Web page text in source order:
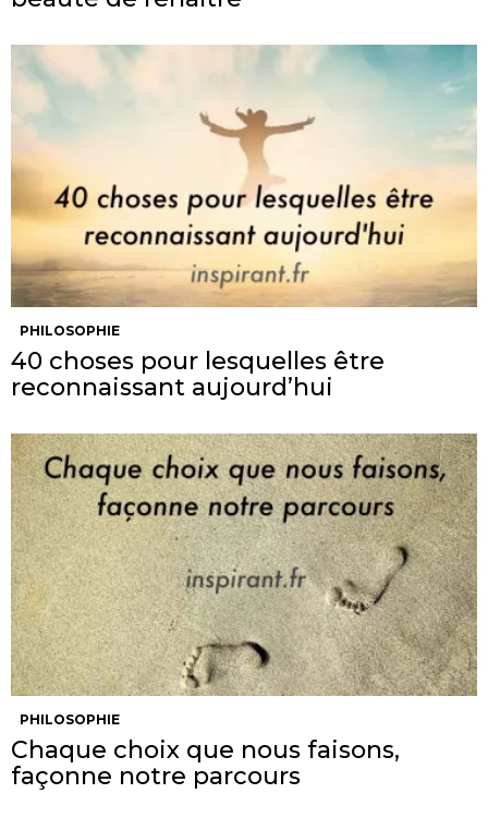
PHILOSOPHIE
40 choses pour lesquelles être
reconnaissant aujourd’hui
PHILOSOPHIE
Chaque choix que nous faisons,
façonne notre parcours